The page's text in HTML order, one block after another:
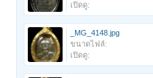
เปิดดู:
_MG_4148.jpg
ขนาดไฟล์:
เปิดดู: